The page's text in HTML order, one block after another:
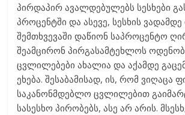
პირდაპირ ავალდებულებს სესხები
პროცენტში და ასევე, სესხის ვადამდე
შემთხვევაში დაწიონ საპროცენტო
შეამცირონ პირგასამტეხლოს
ცვლილებები ახალია და აქამდე
ეხება. შესაბამისად, ის, რომ ვიღაცა
საკანონმდებლო ცვლილებით
სასესხო პირობებს, ასე არ არის.